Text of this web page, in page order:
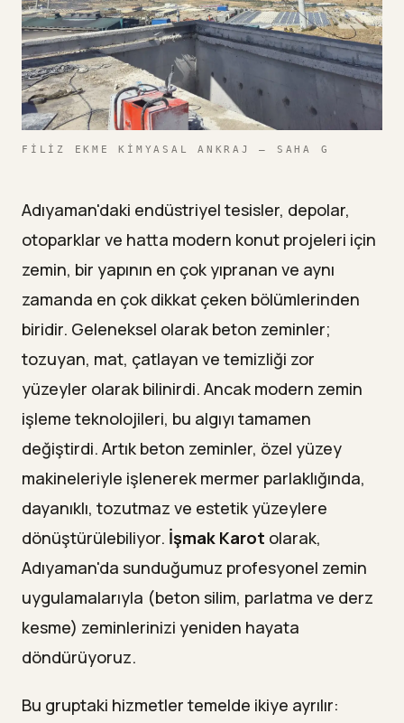
avantajlı?
11
Tozlu Zeminlere Veda Edin: Ücretsiz Keşif İçin
Bize Ulaşın
FILIZ EKME KIMYASAL ANKRAJ — SAHA G
Adıyaman'daki endüstriyel tesisler, depolar,
otoparklar ve hatta modern konut projeleri için
zemin, bir yapının en çok yıpranan ve aynı
zamanda en çok dikkat çeken bölümlerinden
biridir. Geleneksel olarak beton zeminler;
tozuyan, mat, çatlayan ve temizliği zor
yüzeyler olarak bilinirdi. Ancak modern zemin
işleme teknolojileri, bu algıyı tamamen
değiştirdi. Artık beton zeminler, özel yüzey
makineleriyle işlenerek mermer parlaklığında,
dayanıklı, tozutmaz ve estetik yüzeylere
dönüştürülebiliyor. İşmak Karot olarak,
Adıyaman'da sunduğumuz profesyonel zemin
uygulamalarıyla (beton silim, parlatma ve derz
kesme) zeminlerinizi yeniden hayata
döndürüyoruz.
Bu gruptaki hizmetler temelde ikiye ayrılır: